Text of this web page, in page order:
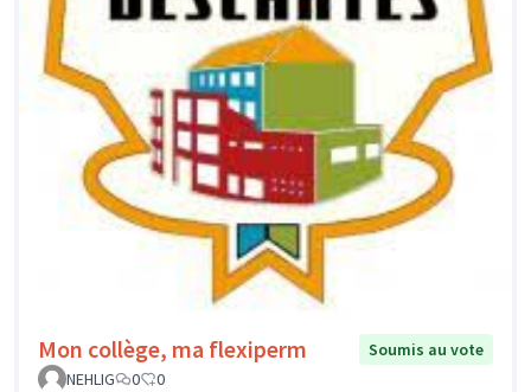
Mon collège, ma flexiperm
Soumis au vote
NEHLIG
0 0